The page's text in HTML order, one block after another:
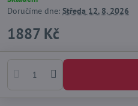
Doručíme dne: Středa 12. 8. 2026
1887 Kč